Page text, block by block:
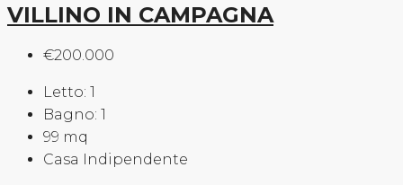
VILLINO IN CAMPAGNA
€200.000
Letto: 1
Bagno: 1
99 mq
Casa Indipendente